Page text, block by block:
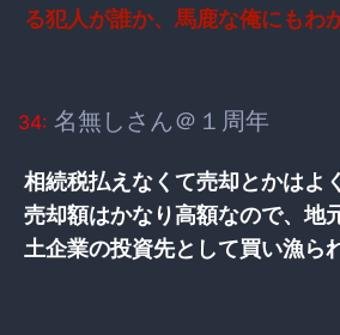
る犯人が誰か、馬鹿な俺にもわ
34: 名無しさん＠１周年
相続税払えなくて売却とかはよ
売却額はかなり高額なので、地
土企業の投資先として買い漁ら